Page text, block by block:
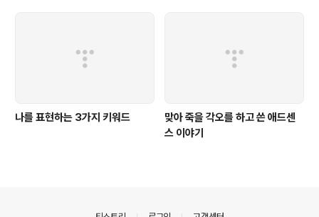
나를 표현하는 3가지 키워드
맞아 죽을 각오를 하고 쓴 애드센
스 이야기